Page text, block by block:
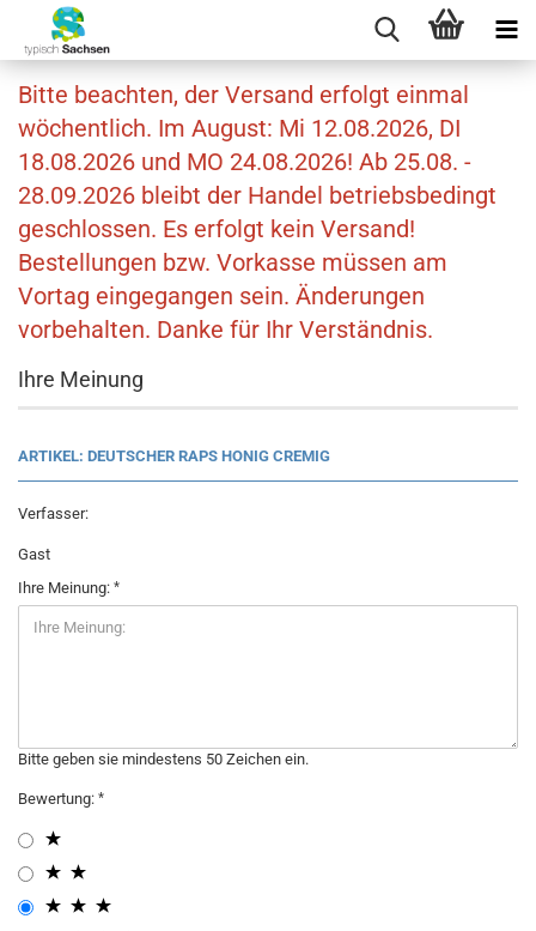
Bitte beachten, der Versand erfolgt einmal
wöchentlich. Im August: Mi 12.08.2026, DI
18.08.2026 und MO 24.08.2026! Ab 25.08. -
28.09.2026 bleibt der Handel betriebsbedingt
geschlossen. Es erfolgt kein Versand!
Bestellungen bzw. Vorkasse müssen am
Vortag eingegangen sein. Änderungen
vorbehalten. Danke für Ihr Verständnis.
Ihre Meinung
ARTIKEL: DEUTSCHER RAPS HONIG CREMIG
Verfasser:
Gast
Ihre Meinung:
Bitte geben sie mindestens 50 Zeichen ein.
Bewertung: